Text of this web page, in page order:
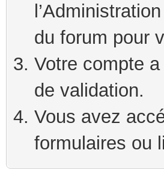
du forum pour
Votre compte
de validation.
Vous avez
formulaires ou